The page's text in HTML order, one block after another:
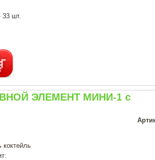
33 шт.
ЭЛЕМЕНТ МИНИ-1 с
коктейль